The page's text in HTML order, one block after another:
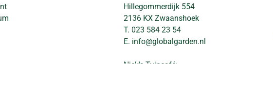
Hillegommerdijk 554
2136 KX Zwaanshoek
T. 023 584 23 54
E. info@globalgarden.nl
Nick's Tuincafé: